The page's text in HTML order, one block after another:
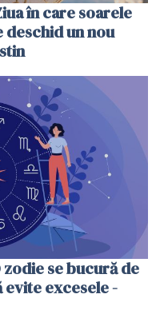
în care soarele
deschid un nou
se bucură de
evite excesele -